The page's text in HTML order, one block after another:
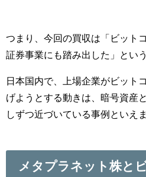
つまり、今回の買収は「ビット
証券事業にも踏み出した」とい
日本国内で、上場企業がビット
げようとする動きは、暗号資産
しずつ近づいている事例といえま
メタプラネット株と